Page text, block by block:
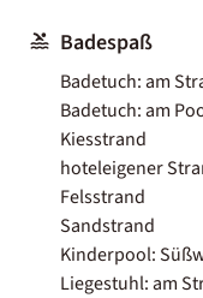
Badespaß
Badetuch: am
Badetuch: am
Kiesstrand
hoteleigener
Felsstrand
Sandstrand
Kinderpool:
Liegestuhl: am